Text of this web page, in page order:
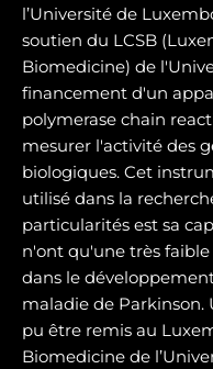
l’Université de
soutien du LCSB
Biomedicine) de
financement d'un
polymerase chain
mesurer l'activité des
biologiques. Cet
utilisé dans la
particularités est sa
n'ont qu'une très
dans le
maladie de Parkinson.
pu être remis au
Biomedicine de